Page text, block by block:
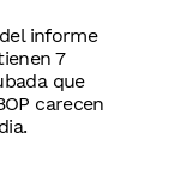
informe
7
que
carecen